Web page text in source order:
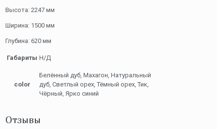
Высота: 2247 мм
Ширина: 1500 мм
Глубина: 620 мм
Габариты Н/Д
color
Белённый дуб, Махагон, Натуральный
дуб, Светлый орех, Тёмный орех, Тик,
Чёрный, Ярко синий
Отзывы